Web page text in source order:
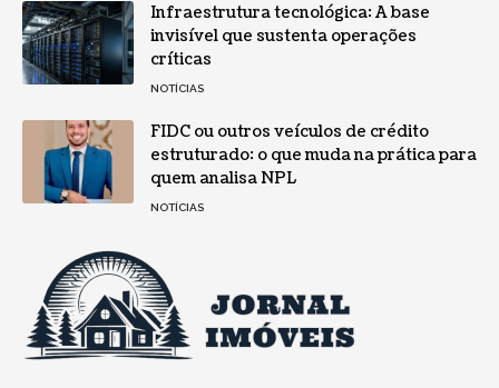
Infraestrutura tecnológica: A base
invisível que sustenta operações
críticas
NOTÍCIAS
FIDC ou outros veículos de crédito
estruturado: o que muda na prática para
quem analisa NPL
NOTÍCIAS